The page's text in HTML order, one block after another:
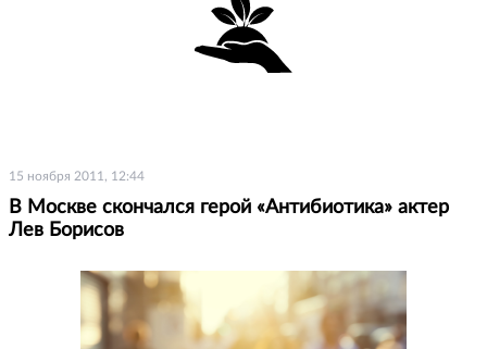
15 ноября 2011, 12:44
В Москве скончался герой «Антибиотика» актер
Лев Борисов